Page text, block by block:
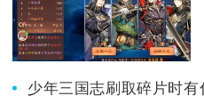
少年三国志刷取碎片时有